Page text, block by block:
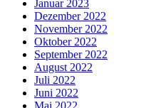
Januar 2023
Dezember 2022
November 2022
Oktober 2022
September 2022
August 2022
Juli 2022
Juni 2022
Mai 2022